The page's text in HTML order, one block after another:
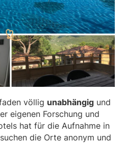
völlig unabhängig und
eigenen Forschung und
hat für die Aufnahme in
die Orte anonym und